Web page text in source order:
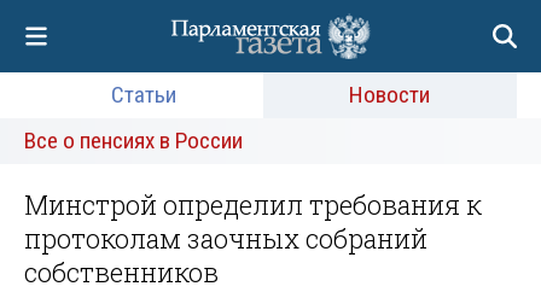
Статьи
Новости
Все о пенсиях в России
Минстрой определил требования к
протоколам заочных собраний
собственников